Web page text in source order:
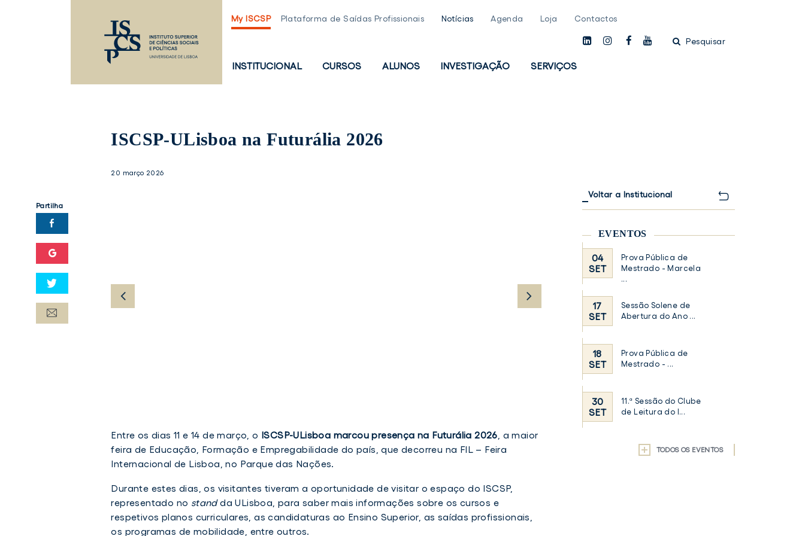
My ISCSP Plataforma de Saídas Profissionais Notícias Agenda Loja Contactos
linkedininstagamfacebook
youtubePesquisar
PÁGINA
INSTITUCIONAL CURSOS ALUNOS INVESTIGAÇÃO SERVIÇOS
Partilha
ISCSP-ULisboa na Futurália 2026
20 março 2026
Entre os dias 11 e 14 de março, o ISCSP-ULisboa marcou presença na Futurália 2026 , a maior
feira de Educação, Formação e Empregabilidade do país, que decorreu na FIL – Feira
Internacional de Lisboa, no Parque das Nações.
Durante estes dias, os visitantes tiveram a oportunidade de visitar o espaço do ISCSP,
representado no standda ULisboa, para saber mais informações sobre os cursos e
respetivos planos curriculares, as candidaturas ao Ensino Superior, as saídas profissionais,
os programas de mobilidade, entre outros.
Voltar a Institucional
EVENTOS
04
SET
Prova Pública de
Mestrado - Marcela
...
17
SET
Sessão Solene de
Abertura do Ano ...
18
SET
Prova Pública de
Mestrado - ...
30
SET
11.ª Sessão do Clube
de Leitura do I...
TODOS OS EVENTOS